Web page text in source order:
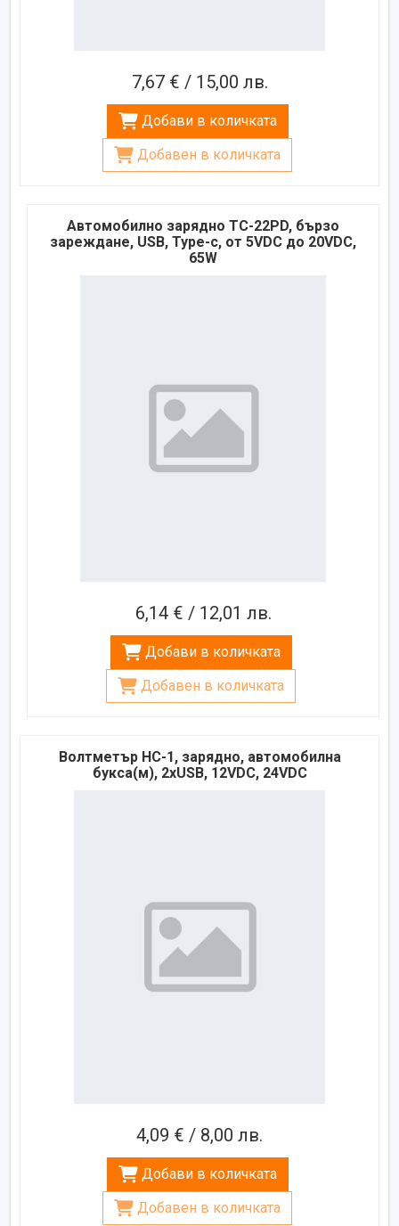
7,67 € / 15,00 лв.
Добави в количката
Добавен в количката
Автомобилно зарядно TC-22PD, бързо
зареждане, USB, Type-c, от 5VDC до 20VDC,
65W
6,14 € / 12,01 лв.
Добави в количката
Добавен в количката
Волтметър HC-1, зарядно, автомобилна
букса(м), 2xUSB, 12VDC, 24VDC
4,09 € / 8,00 лв.
Добави в количката
Добавен в количката